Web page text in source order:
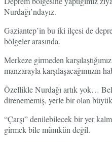
Nurdağı’ndayız.
Gaziantep’in bu iki ilçesi de
bölgeler arasında.
Merkeze girmeden
manzarayla karşılaşacağımızın
Özellikle Nurdağı artık yok…
direnememiş, yerle bir olan
“Çarşı” denilebilecek bir yer
girmek bile mümkün değil.